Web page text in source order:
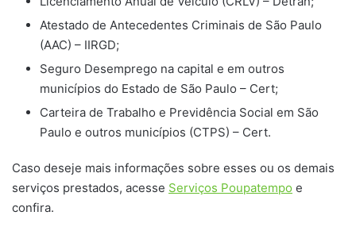
Atestado de Antecedentes Criminais de São Paulo
(AAC) – IIRGD;
Seguro Desemprego na capital e em outros
municípios do Estado de São Paulo – Cert;
Carteira de Trabalho e Previdência Social em São
Paulo e outros municípios (CTPS) – Cert.
Caso deseje mais informações sobre esses ou os demais
serviços prestados, acesse Serviços Poupatempo e
confira.